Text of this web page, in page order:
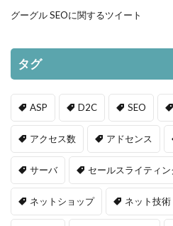
グーグル SEOに関するツイート
タグ
ASP D2C SEO
アクセス数 アドセンス
サーバ セールスライティン
ネットショップ ネット技術